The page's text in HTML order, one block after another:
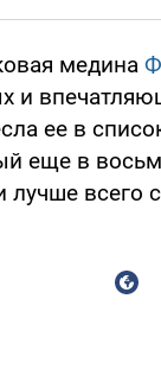
медина
и
ее в
еще в
лучше всего